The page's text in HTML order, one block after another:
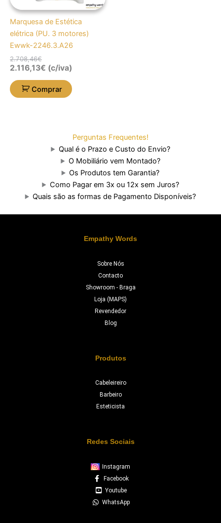
Marquesa de Estética
elétrica (PU. 3 motores)
Ewwk-2246.3.A26
2.708,46€
2.116,13€ (c/iva)
Comprar
Perguntas Frequentes!
Qual é o Prazo e Custo do Envio?
O Mobiliário vem Montado?
Os Produtos tem Garantia?
Como Pagar em 3x ou 12x sem Juros?
Quais são as formas de Pagamento Disponíveis?
Empathy Words
Sobre Nós
Contacto
Showroom - Braga
Loja (MAPS)
Revendedor
Blog
Produtos
Cabeleireiro
Barbeiro
Esteticista
Redes Sociais
Instagram
Facebook
Youtube
WhatsApp